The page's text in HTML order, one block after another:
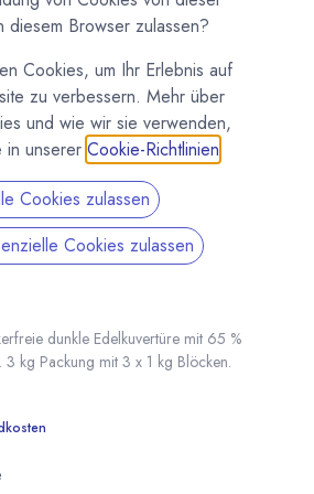
Kuvertüre von
dunkle Edelkuvertüre mit 65 %
3 kg Packung mit 3 x 1 kg Blöcken.
diesem Browser zulassen?
Cookies, um Ihr Erlebnis auf
zu verbessern. Mehr über
und wie wir sie verwenden,
in unserer Cookie-Richtlinien
Cookies zulassen
Cookies zulassen